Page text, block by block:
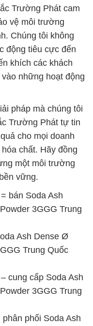
Trường Phát cam
vệ môi trường
Chúng tôi không
động tiêu cực đến
khích các khách
những hoạt động
pháp mà chúng tôi
Trường Phát tự tin
cho mọi doanh
chất. Hãy đồng
một môi trường
vững.
bán Soda Ash
3GGG Trung
Ash Dense Ø
Trung Quốc
cung cấp Soda Ash
3GGG Trung
phối Soda Ash